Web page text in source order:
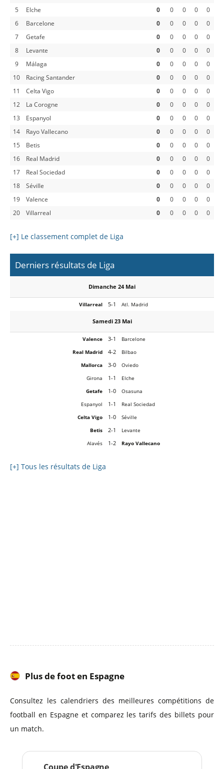
5 Elche 0 0 0 0
0
6
Barcelone 0 0 0 0
0
7
Getafe 0 0 0 0
0
8
Levante 0 0 0 0
0
9
Málaga 0 0 0 0
0
10
Racing Santander 0 0 0 0
0
11
Celta Vigo 0 0 0 0
0
12
La Corogne 0 0 0 0
0
13
Espanyol 0 0 0 0
0
14
Rayo Vallecano 0 0 0 0
0
15
Betis 0 0 0 0
0
16
Real Madrid 0 0 0 0
0
17
Real Sociedad 0 0 0 0
0
18
Séville 0 0 0 0
0
19
Valence 0 0 0 0
0
20
Villarreal 0 0 0 0 0
[+] Le classement complet de Liga
Derniers résultats de Liga
Dimanche 24 Mai
Villarreal 5-1 Atl. Madrid
Samedi 23 Mai
Valence 3-1
Barcelone
Real Madrid
4-2
Bilbao
Mallorca
3-0
Oviedo
Girona
1-1
Elche
Getafe
1-0
Osasuna
Espanyol
1-1
Real Sociedad
Celta Vigo
1-0
Séville
Betis
2-1
Levante
Alavés
1-2 Rayo Vallecano
[+] Tous les résultats de Liga
Plus de foot en Espagne
Consultez les calendriers des meilleures compétitions de
football en Espagne et comparez les tarifs des billets pour
un match.